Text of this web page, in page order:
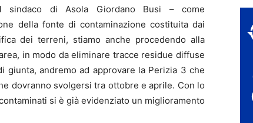
sindaco di Asola Giordano Busi – come
della fonte di contaminazione costituita dai
dei terreni, stiamo anche procedendo alla
in modo da eliminare tracce residue diffuse
giunta, andremo ad approvare la Perizia 3 che
dovranno svolgersi tra ottobre e aprile. Con lo
si è già evidenziato un miglioramento